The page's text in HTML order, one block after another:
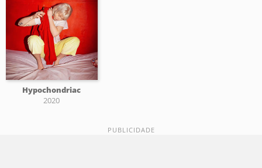
Hypochondriac
2020